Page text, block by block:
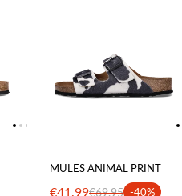
MULES ANIMAL PRINT
€41,99€69,95 -40%